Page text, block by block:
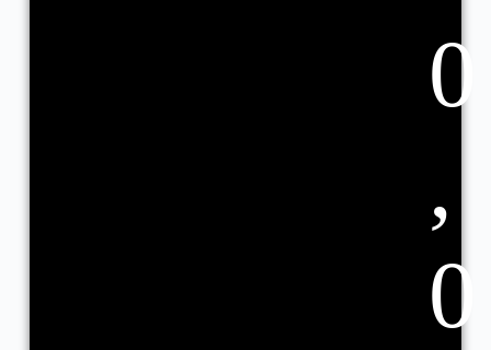
0
,
0